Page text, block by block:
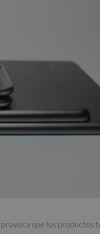
que los productos